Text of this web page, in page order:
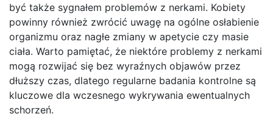
być także sygnałem problemów z nerkami. Kobiety
powinny również zwrócić uwagę na ogólne osłabienie
organizmu oraz nagłe zmiany w apetycie czy masie
ciała. Warto pamiętać, że niektóre problemy z nerkami
mogą rozwijać się bez wyraźnych objawów przez
dłuższy czas, dlatego regularne badania kontrolne są
kluczowe dla wczesnego wykrywania ewentualnych
schorzeń.